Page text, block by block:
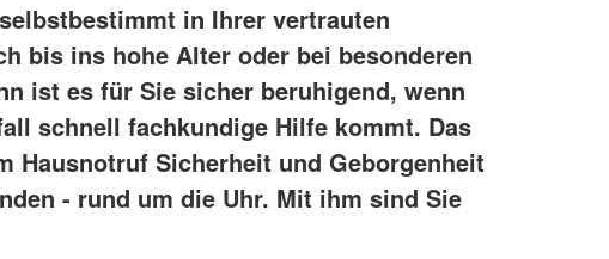
in Ihrer vertrauten
bis ins hohe Alter oder bei besonderen
ist es für Sie sicher beruhigend, wenn
schnell fachkundige Hilfe kommt. Das
Hausnotruf Sicherheit und Geborgenheit
- rund um die Uhr. Mit ihm sind Sie